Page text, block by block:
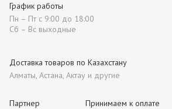
Партнер Принимаем к оплате
Доставка товаров по Казахстану
Алматы, Астана, Актау и другие
График работы
Пн – Пт с 9:00 до 18:00
Сб – Вс выходные